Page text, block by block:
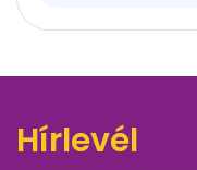
Hírlevél